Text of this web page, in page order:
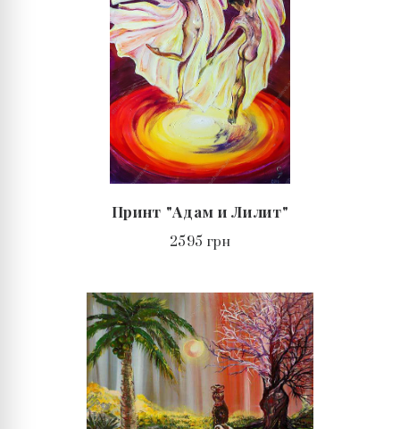
Принт "Адам и Лилит"
2595 грн